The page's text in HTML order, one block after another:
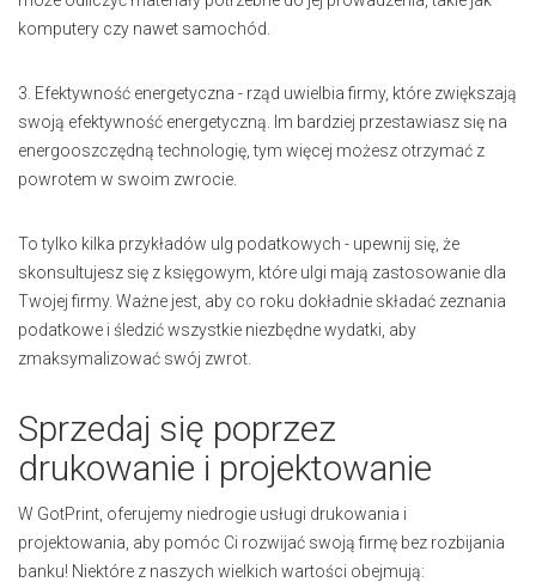
komputery czy nawet samochód.
3. Efektywność energetyczna - rząd uwielbia firmy, które zwiększają
swoją efektywność energetyczną. Im bardziej przestawiasz się na
energooszczędną technologię, tym więcej możesz otrzymać z
powrotem w swoim zwrocie.
To tylko kilka przykładów ulg podatkowych - upewnij się, że
skonsultujesz się z księgowym, które ulgi mają zastosowanie dla
Twojej firmy. Ważne jest, aby co roku dokładnie składać zeznania
podatkowe i śledzić wszystkie niezbędne wydatki, aby
zmaksymalizować swój zwrot.
Sprzedaj się poprzez
drukowanie i projektowanie
W GotPrint, oferujemy niedrogie usługi drukowania i
projektowania, aby pomóc Ci rozwijać swoją firmę bez rozbijania
banku! Niektóre z naszych wielkich wartości obejmują: